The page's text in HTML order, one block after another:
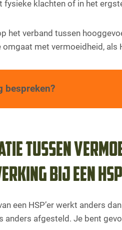
fysieke klachten of in het
het verband tussen
met vermoeidheid, als
bespreken?
bij hooggevoeligheid
leiden tot vermoeidheid
en gebrek aan structuur
en vermoeidheid
tussen
bij een
een HSP’er werkt anders
anders afgesteld. Je bent